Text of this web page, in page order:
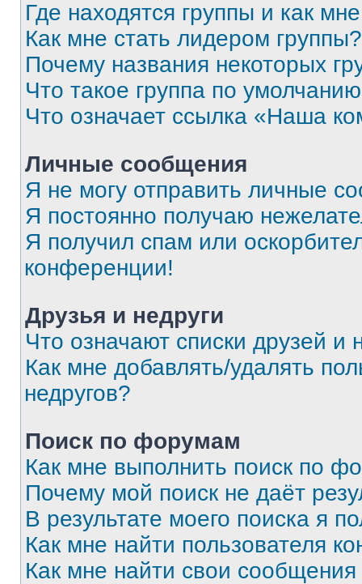
Где находятся группы и как
Как мне стать лидером группы?
Почему названия некоторых
Что такое группа по
Что означает ссылка «Наша
Личные сообщения
Я не могу отправить личные
Я постоянно получаю
Я получил спам или
конференции!
Друзья и недруги
Что означают списки друзей и
Как мне добавлять/удалять
недругов?
Поиск по форумам
Как мне выполнить поиск по
Почему мой поиск не даёт
В результате моего поиска я
Как мне найти пользователя
Как мне найти свои